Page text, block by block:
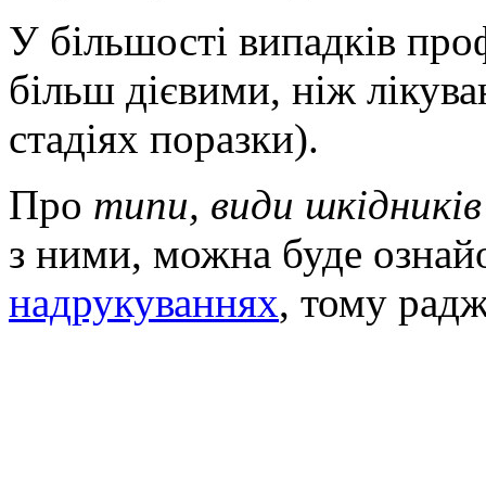
У більшості випадків
більш дієвими, ніж
стадіях поразки).
Про типи, види шкідників
з ними, можна буде
надрукуваннях, тому